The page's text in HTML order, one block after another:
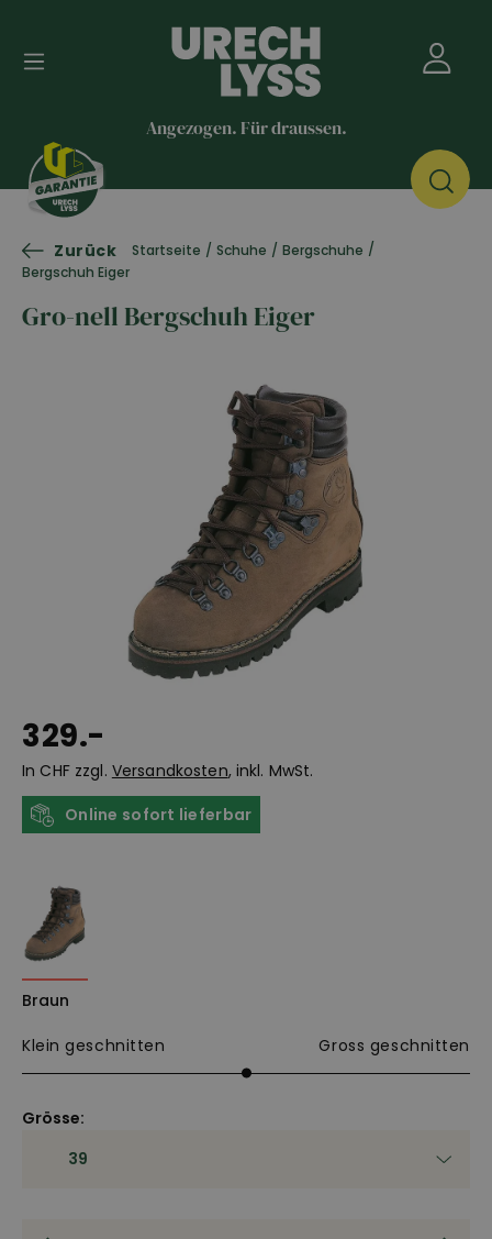
Angezogen. Für draussen.
Zurück Startseite / Schuhe / Bergschuhe /
Bergschuh Eiger
Gro-nell Bergschuh Eiger
329.-
In CHF zzgl. Versandkosten, inkl. MwSt.
Online sofort lieferbar
Braun
Klein geschnitten Gross geschnitten
Grösse: